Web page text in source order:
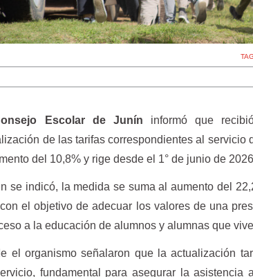
Escolar de Junín informó que
de las tarifas correspondientes al servicio
del 10,8% y rige desde el 1° de junio de
se indicó, la medida se suma al aumento del
el objetivo de adecuar los valores de una
a la educación de alumnos y alumnas que
el organismo señalaron que la actualización
fundamental para asegurar la asistencia